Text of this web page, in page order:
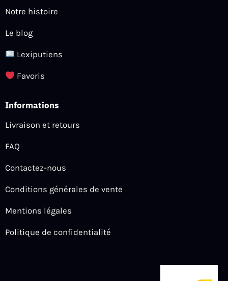
Notre histoire
Le blog
Lexiputiens
Favoris
Informations
Livraison et retours
FAQ
Contactez-nous
Conditions générales de vente
Mentions légales
Politique de confidentialité